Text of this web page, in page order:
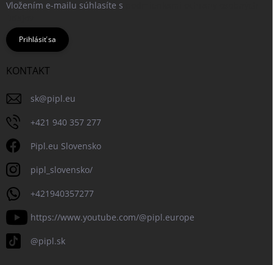
Vložením e-mailu súhlasíte s
Prihlásiť sa
KONTAKT
sk@pipl.eu
+421 940 357 277
Pipl.eu Slovensko
pipl_slovensko/
+421940357277
https://www.youtube.com/@pipl.europe
@pipl.sk